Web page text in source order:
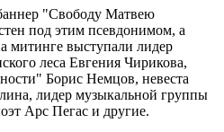
"Свободу Матвею
под этим псевдонимом, а
митинге выступали лидер
леса Евгения Чирикова,
Борис Немцов, невеста
лидер музыкальной группы
Арс Пегас и другие.